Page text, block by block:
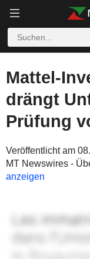
Mattel-
drängt
Prüfung
Veröffentlicht am
MT Newswires -
anzeigen